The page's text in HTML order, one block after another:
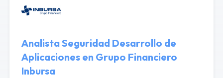
Analista Seguridad Desarrollo de
Aplicaciones en Grupo Financiero
Inbursa